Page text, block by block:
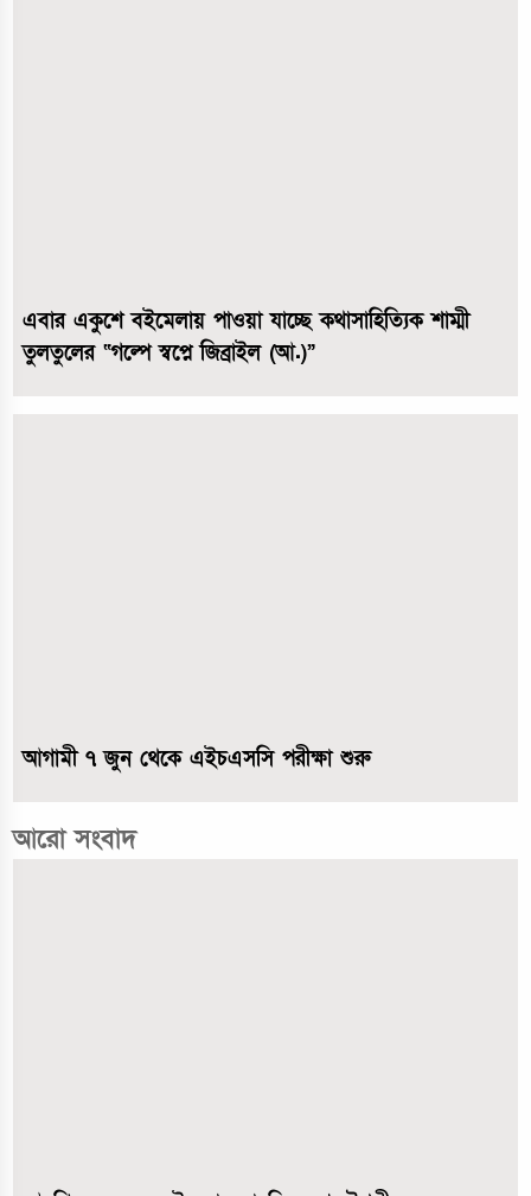
এবার একুশে বইমেলায় পাওয়া যাচ্ছে কথাসাহিত্যিক শাম্মী
তুলতুলের “গল্পে স্বপ্নে জিব্রাইল (আ.)”
আগামী ৭ জুন থেকে এইচএসসি পরীক্ষা শুরু
আরো সংবাদ